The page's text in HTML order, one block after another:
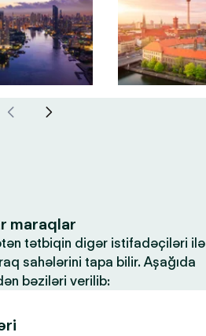
maraqlar
tətbiqin digər istifadəçiləri ilə
sahələrini tapa bilir. Aşağıda
bəziləri verilib: